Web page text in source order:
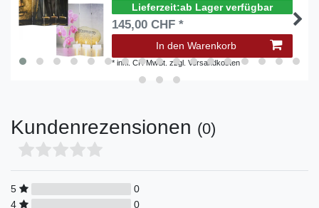
ab Lager verfügbar
145,00 CHF *
In den Warenkorb
*inkl. CH MwSt. zzgl.Versandkosten
Kundenrezensionen (0)
5
0
4
0